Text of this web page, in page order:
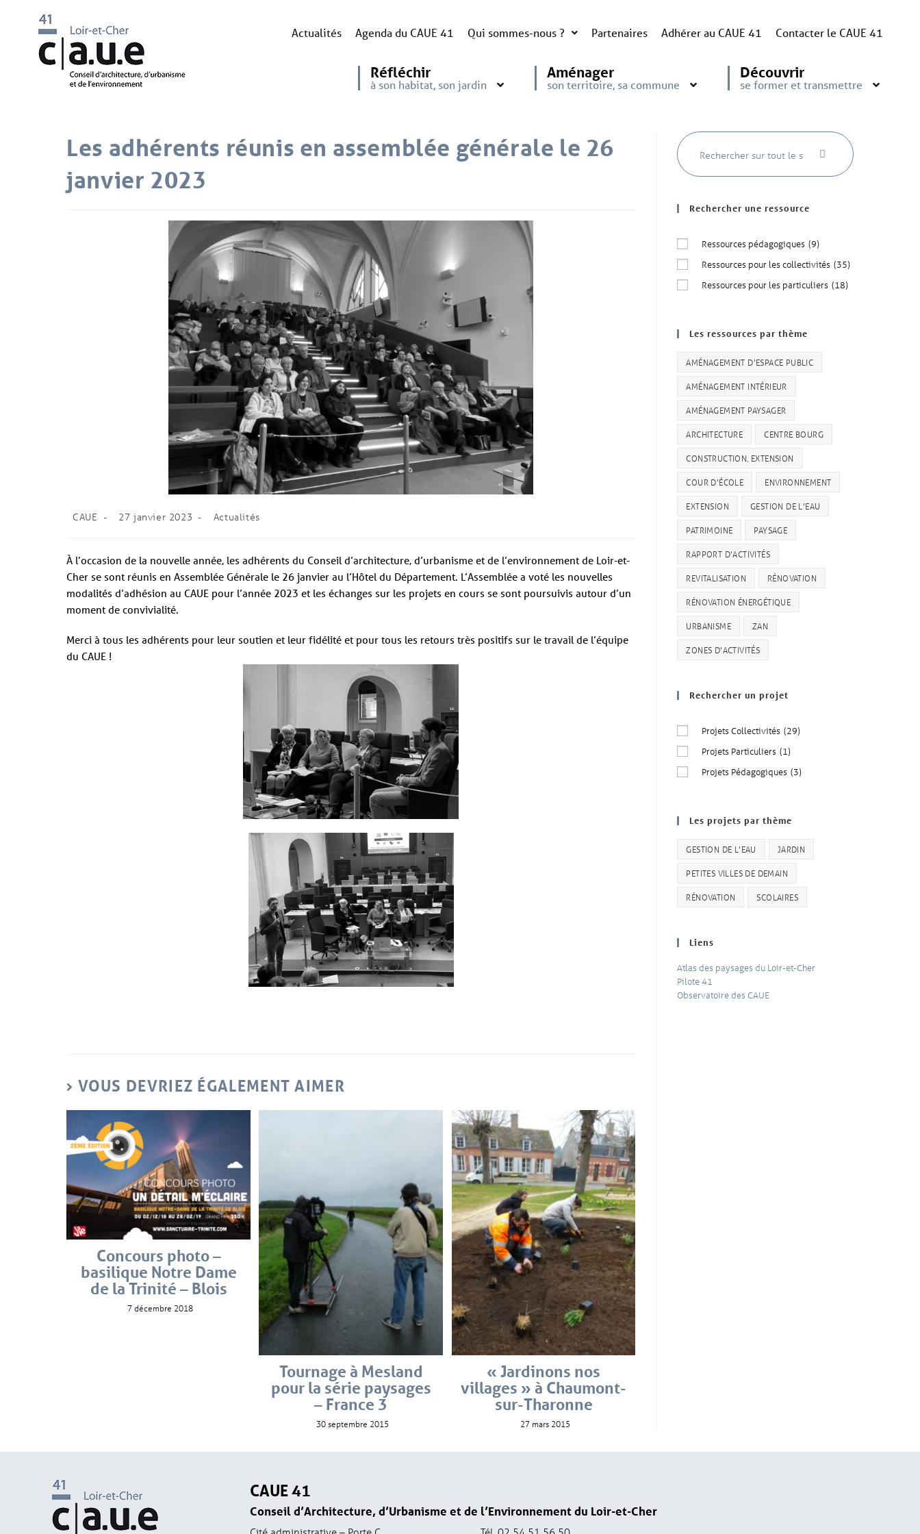
Actualités Agenda du CAUE 41 Qui sommes-nous ? Partenaires Adhérer au CAUE 41 Contacter le CAUE 41
Réfléchir
à son habitat, son jardin
Aménager
son territoire, sa commune
Découvrir
se former et transmettre
Les adhérents réunis en assemblée générale le 26
janvier 2023
CAUE 27 janvier 2023 Actualités
À l’occasion de la nouvelle année, les adhérents du Conseil d’architecture, d’urbanisme et de l’environnement de Loir-et-
Cher se sont réunis en Assemblée Générale le 26 janvier au l’Hôtel du Département. L’Assemblée a voté les nouvelles
modalités d’adhésion au CAUE pour l’année 2023 et les échanges sur les projets en cours se sont poursuivis autour d’un
moment de convivialité.
Merci à tous les adhérents pour leur soutien et leur fidélité et pour tous les retours très positifs sur le travail de l’équipe
du CAUE !
VOUS DEVRIEZ ÉGALEMENT AIMER
Concours photo –
basilique Notre Dame
de la Trinité – Blois
7 décembre 2018
Tournage à Mesland
pour la série paysages
– France 3
30 septembre 2015
« Jardinons nos
villages » à Chaumont-
sur-Tharonne
27 mars 2015
Rechercher une ressource
Ressources pédagogiques (9)
Ressources pour les collectivités (35)
Ressources pour les particuliers (18)
Les ressources par thème
AMÉNAGEMENT D'ESPACE PUBLIC
AMÉNAGEMENT INTÉRIEUR
AMÉNAGEMENT PAYSAGER
ARCHITECTURE CENTRE BOURG
CONSTRUCTION, EXTENSION
COUR D'ÉCOLE ENVIRONNEMENT
EXTENSION GESTION DE L'EAU
PATRIMOINE PAYSAGE
RAPPORT D'ACTIVITÉS
REVITALISATION RÉNOVATION
RÉNOVATION ÉNERGÉTIQUE
URBANISME ZAN
ZONES D'ACTIVITÉS
Rechercher un projet
Projets Collectivités (29)
Projets Particuliers (1)
Projets Pédagogiques (3)
Les projets par thème
GESTION DE L'EAU JARDIN
PETITES VILLES DE DEMAIN
RÉNOVATION SCOLAIRES
Liens
Atlas des paysages du Loir-et-Cher
Pilote 41
Observatoire des CAUE
CAUE 41
Conseil d’Architecture, d’Urbanisme et de l’Environnement du Loir-et-Cher